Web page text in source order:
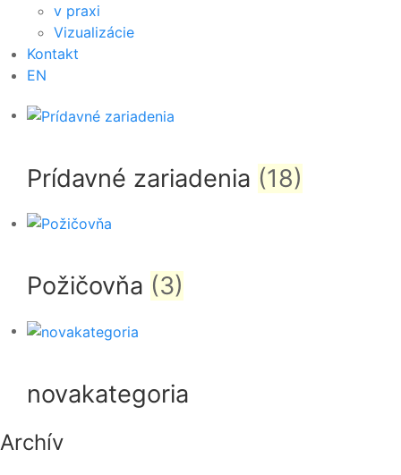
v praxi
Vizualizácie
Kontakt
EN
Prídavné zariadenia (18)
Požičovňa (3)
novakategoria
Archív